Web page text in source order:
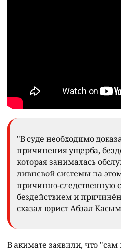
"В суде необходимо
причинения ущерба,
которая занималась
ливневой системы на
причинно-следственную
бездействием и
сказал юрист Абзал
В акимате заявили, что "сам